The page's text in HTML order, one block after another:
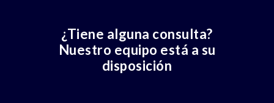
¿Tiene alguna consulta?
Nuestro equipo está a su
disposición